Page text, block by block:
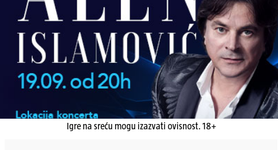
Igre na sreću mogu izazvati ovisnost. 18+